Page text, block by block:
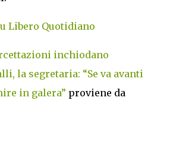
Libero Quotidiano
inchiodano
la segretaria: “Se va avanti
in galera” proviene da